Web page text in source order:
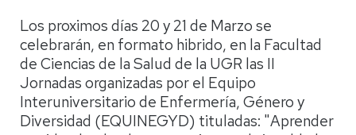
Los proximos días 20 y 21 de Marzo se
celebrarán, en formato hibrido, en la Facultad
de Ciencias de la Salud de la UGR las II
Jornadas organizadas por el Equipo
Interuniversitario de Enfermería, Género y
Diversidad (EQUINEGYD) tituladas: "Aprender